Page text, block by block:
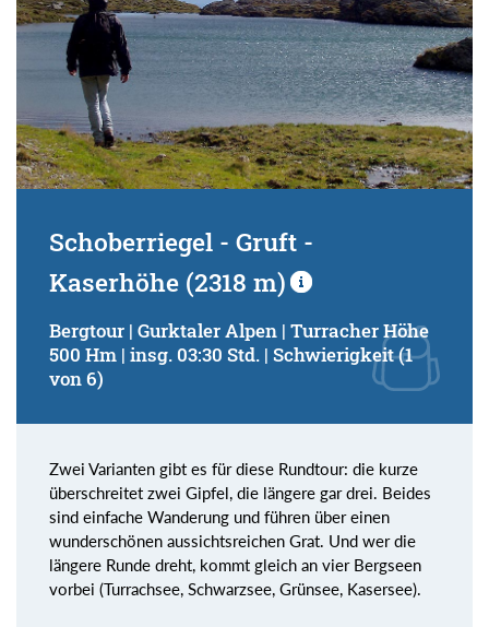
Schoberriegel - Gruft -
Kaserhöhe (2318 m)
Bergtour | Gurktaler Alpen | Turracher Höhe
500 Hm | insg. 03:30 Std. | Schwierigkeit (1
von 6)
Zwei Varianten gibt es für diese Rundtour: die kurze
überschreitet zwei Gipfel, die längere gar drei. Beides
sind einfache Wanderung und führen über einen
wunderschönen aussichtsreichen Grat. Und wer die
längere Runde dreht, kommt gleich an vier Bergseen
vorbei (Turrachsee, Schwarzsee, Grünsee, Kasersee).